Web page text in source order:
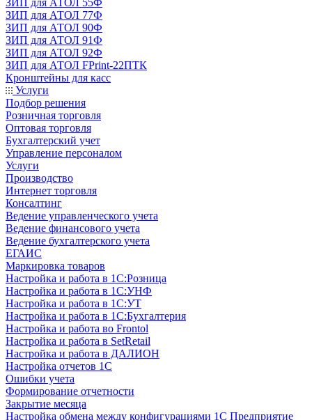
ЗИП для АТОЛ 55Ф
ЗИП для АТОЛ 77Ф
ЗИП для АТОЛ 90Ф
ЗИП для АТОЛ 91Ф
ЗИП для АТОЛ 92Ф
ЗИП для АТОЛ FPrint-22ПТК
Кронштейны для касс
Услуги
Подбор решения
Розничная торговля
Оптовая торговля
Бухгалтерский учет
Управление персоналом
Услуги
Производство
Интернет торговля
Консалтинг
Ведение управленческого учета
Ведение финансового учета
Ведение бухгалтерского учета
ЕГАИС
Маркировка товаров
Настройка и работа в 1С:Розница
Настройка и работа в 1С:УНФ
Настройка и работа в 1С:УТ
Настройка и работа в 1С:Бухгалтерия
Настройка и работа во Frontol
Настройка и работа в SetRetail
Настройка и работа в ДАЛИОН
Настройка отчетов 1С
Ошибки учета
Формирование отчетности
Закрытие месяца
Настройка обмена между конфигурациями 1С Предприятие